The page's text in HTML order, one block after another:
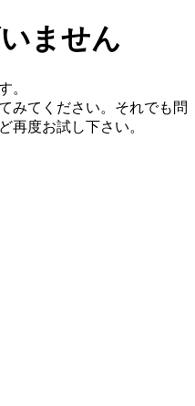
ません
。
みてください。それでも問
再度お試し下さい。